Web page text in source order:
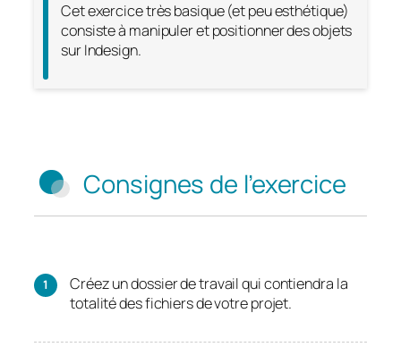
Cet exercice très basique (et peu esthétique)
consiste à manipuler et positionner des objets
sur Indesign.
Consignes de l’exercice
Créez un dossier de travail qui contiendra la
totalité des fichiers de votre projet.